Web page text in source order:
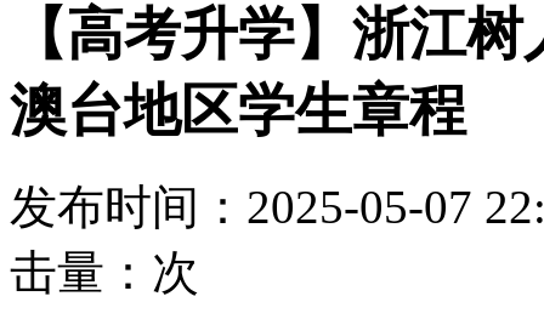
【高考升学】浙江
澳台地区学生章程
发布时间：2025-05-07
击量： 次